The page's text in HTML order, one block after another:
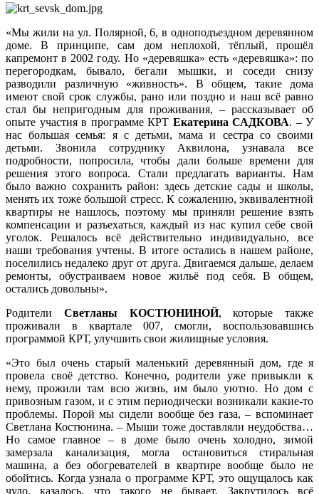
«Мы жили на ул. Полярной, 6, в одноподъездном деревянном
доме. В принципе, сам дом неплохой, тёплый, прошёл
капремонт в 2002 году. Но «деревяшка» есть «деревяшка»: по
перегородкам, бывало, бегали мышки, и соседи снизу
разводили различную «живность». В общем, такие дома
имеют свой срок службы, рано или поздно и наш всё равно
стал бы непригодным для проживания, – рассказывает об
опыте участия в программе КРТ Екатерина САДКОВА. – У
нас большая семья: я с детьми, мама и сестра со своими
детьми. Звонила сотруднику Аквилона, узнавала все
подробности, попросила, чтобы дали больше времени для
решения этого вопроса. Стали предлагать варианты. Нам
было важно сохранить район: здесь детские сады и школы,
менять их тоже большой стресс. К сожалению, эквивалентной
квартиры не нашлось, поэтому мы приняли решение взять
компенсации и разъехаться, каждый из нас купил себе свой
уголок. Решалось всё действительно индивидуально, все
наши требования учтены. В итоге остались в нашем районе,
поселились недалеко друг от друга. Двигаемся дальше, делаем
ремонты, обустраиваем новое жильё под себя. В общем,
остались довольны».
Родители Светланы КОСТЮНИНОЙ, которые также
проживали в квартале 007, смогли, воспользовавшись
программой КРТ, улучшить свои жилищные условия.
«Это был очень старый маленький деревянный дом, где я
провела своё детство. Конечно, родители уже привыкли к
нему, прожили там всю жизнь, им было уютно. Но дом с
привозным газом, и с этим периодически возникали какие‑то
проблемы. Порой мы сидели вообще без газа, – вспоминает
Светлана Костюнина. – Мыши тоже доставляли неудобства…
Но самое главное – в доме было очень холодно, зимой
замерзала канализация, могла остановиться стиральная
машина, а без обогревателей в квартире вообще было не
обойтись. Когда узнала о программе КРТ, это ощущалось как
чудо, казалось, что такого не бывает. Закрутилось всё